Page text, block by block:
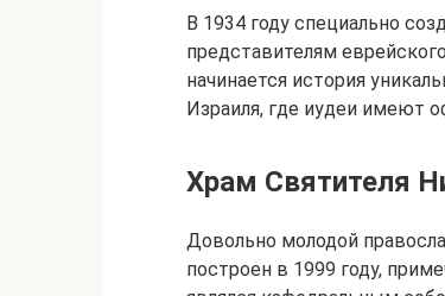
В 1934 году специально
представителям
начинается история
Израиля, где иудеи имеют
Храм Святителя
Довольно молодой
построен в 1999 году,